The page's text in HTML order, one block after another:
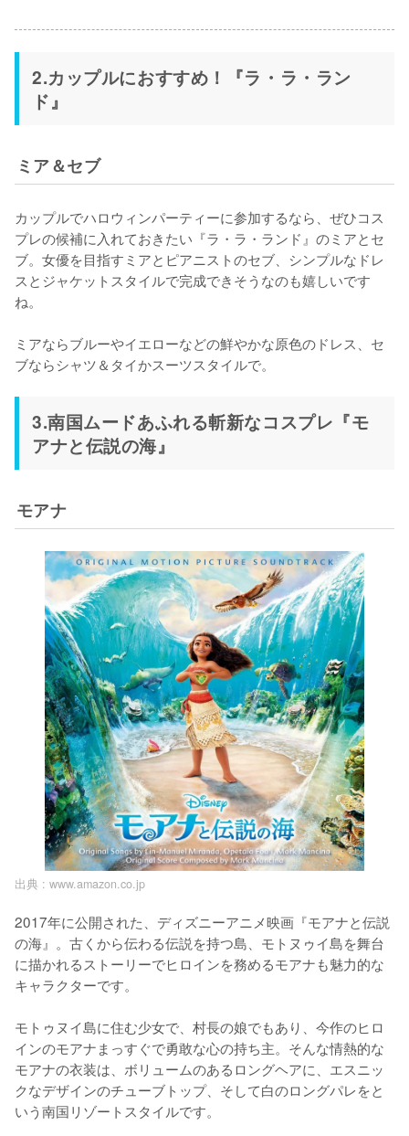
2.カップルにおすすめ！『ラ・ラ・ラン
ド』
ミア＆セブ
カップルでハロウィンパーティーに参加するなら、ぜひコス
プレの候補に入れておきたい『ラ・ラ・ランド』のミアとセ
ブ。女優を目指すミアとピアニストのセブ、シンプルなドレ
スとジャケットスタイルで完成できそうなのも嬉しいです
ね。
ミアならブルーやイエローなどの鮮やかな原色のドレス、セ
3.南国ムードあふれる斬新なコスプレ『モ
アナと伝説の海』
モアナ
出典 : www.amazon.co.jp
2017年に公開された、ディズニーアニメ映画『モアナと伝説
の海』。古くから伝わる伝説を持つ島、モトヌゥイ島を舞台
に描かれるストーリーでヒロインを務めるモアナも魅力的な
キャラクターです。
モトゥヌイ島に住む少女で、村長の娘でもあり、今作のヒロ
インのモアナまっすぐで勇敢な心の持ち主。そんな情熱的な
モアナの衣装は、ボリュームのあるロングヘアに、エスニッ
クなデザインのチューブトップ、そして白のロングパレをと
いう南国リゾートスタイルです。